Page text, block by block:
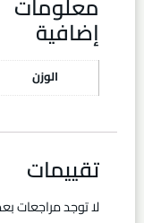
إضافية
الوزن
تقييمات
لا توجد مراجعات